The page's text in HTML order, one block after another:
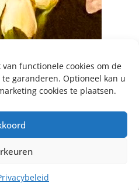
functionele cookies om de
garanderen. Optioneel kan u
cookies te plaatsen.